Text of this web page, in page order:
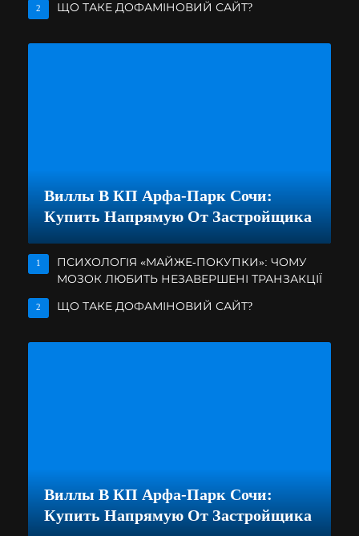
2 ЩО ТАКЕ ДОФАМІНОВИЙ САЙТ?
Виллы В КП Арфа-Парк Сочи:
Купить Напрямую От Застройщика
1
ПСИХОЛОГІЯ «МАЙЖЕ-ПОКУПКИ»: ЧОМУ
МОЗОК ЛЮБИТЬ НЕЗАВЕРШЕНІ ТРАНЗАКЦІЇ
2 ЩО ТАКЕ ДОФАМІНОВИЙ САЙТ?
Виллы В КП Арфа-Парк Сочи:
Купить Напрямую От Застройщика